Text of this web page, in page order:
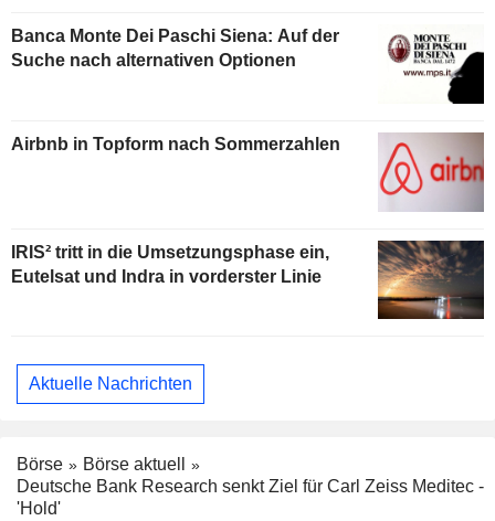
Banca Monte Dei Paschi Siena: Auf der
Suche nach alternativen Optionen
Airbnb in Topform nach Sommerzahlen
IRIS² tritt in die Umsetzungsphase ein,
Eutelsat und Indra in vorderster Linie
Aktuelle Nachrichten
Börse
Börse aktuell
Deutsche Bank Research senkt Ziel für Carl Zeiss Meditec -
'Hold'